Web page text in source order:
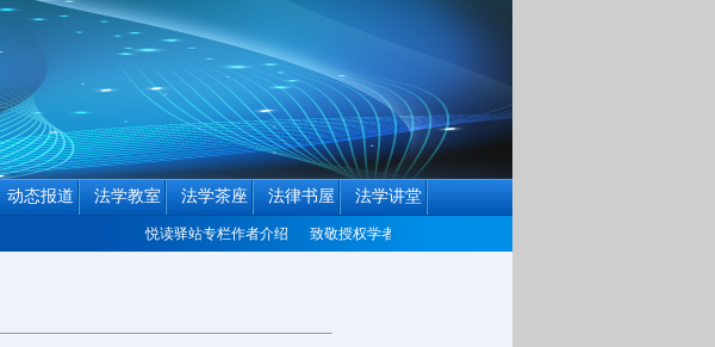
动态报道 法学教室 法学茶座 法律书屋 法学讲堂
悦读驿站专栏作者介绍 致敬授权学者